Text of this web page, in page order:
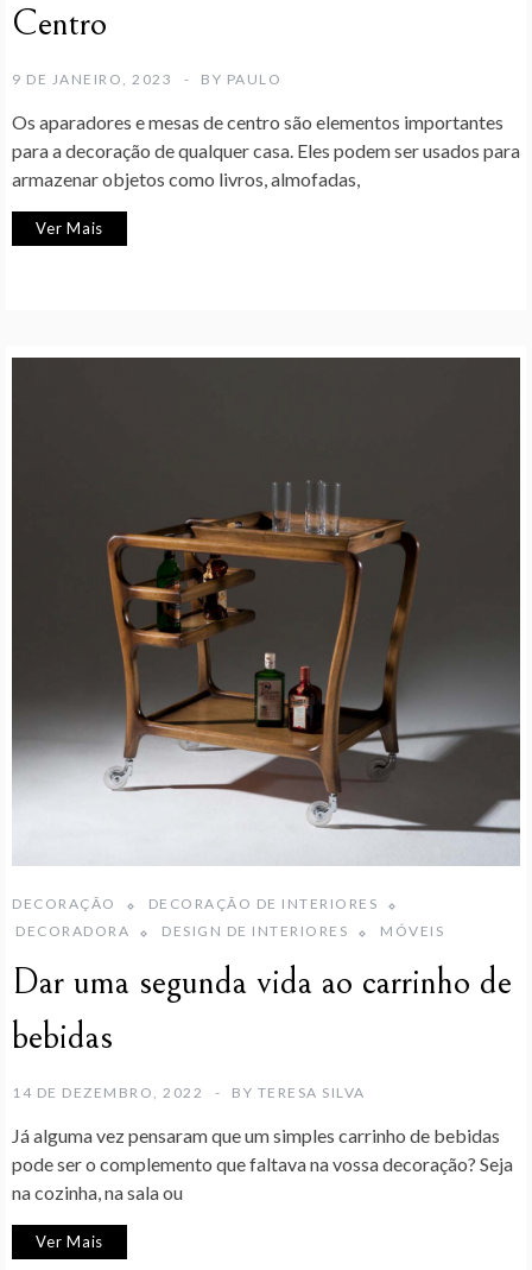
Centro
9 DE JANEIRO, 2023 BY PAULO
Os aparadores e mesas de centro são elementos importantes
para a decoração de qualquer casa. Eles podem ser usados para
armazenar objetos como livros, almofadas,
Ver Mais
DECORAÇÃO
DECORAÇÃO DE INTERIORES
DECORADORA
DESIGN DE INTERIORES MÓVEIS
Dar uma segunda vida ao carrinho de
bebidas
14 DE DEZEMBRO, 2022 BY TERESA SILVA
Já alguma vez pensaram que um simples carrinho de bebidas
pode ser o complemento que faltava na vossa decoração? Seja
na cozinha, na sala ou
Ver Mais